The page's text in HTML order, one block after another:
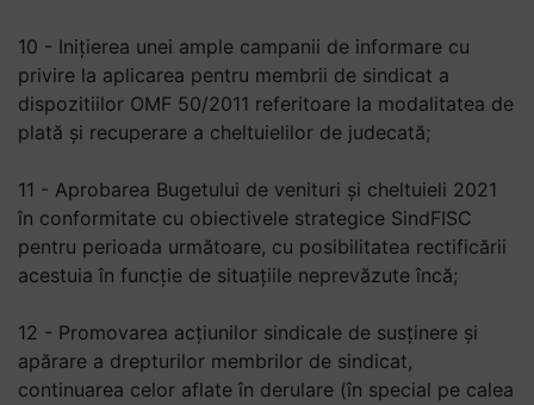
10 - Inițierea unei ample campanii de informare cu
privire la aplicarea pentru membrii de sindicat a
dispozitiilor OMF 50/2011 referitoare la modalitatea de
plată și recuperare a cheltuielilor de judecată;
11 - Aprobarea Bugetului de venituri și cheltuieli 2021
în conformitate cu obiectivele strategice SindFISC
pentru perioada următoare, cu posibilitatea rectificării
acestuia în funcție de situațiile neprevăzute încă;
12 - Promovarea acțiunilor sindicale de susținere și
apărare a drepturilor membrilor de sindicat,
continuarea celor aflate în derulare (în special pe calea